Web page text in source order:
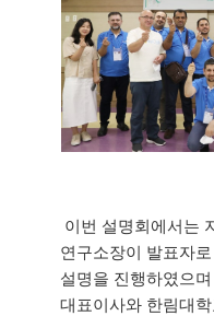
이번 설명회에서는
연구소장이 발표자
설명을 진행하였으
대표이사와 한림대